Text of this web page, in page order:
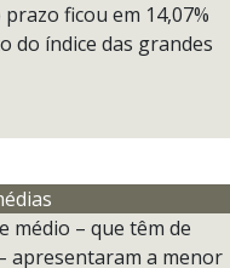
ficou em 14,07%
do índice das grandes
médio – que têm de
apresentaram a menor